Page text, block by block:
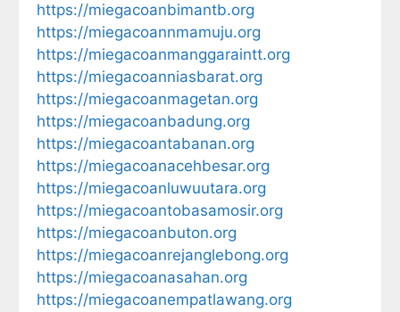
https://miegacoanbimantb.org
https://miegacoannmamuju.org
https://miegacoanmanggaraintt.org
https://miegacoanniasbarat.org
https://miegacoanmagetan.org
https://miegacoanbadung.org
https://miegacoantabanan.org
https://miegacoanacehbesar.org
https://miegacoanluwuutara.org
https://miegacoantobasamosir.org
https://miegacoanbuton.org
https://miegacoanrejanglebong.org
https://miegacoanasahan.org
https://miegacoanempatlawang.org